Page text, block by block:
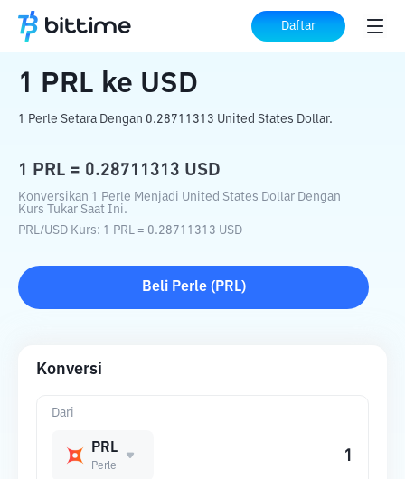
Daftar
Beranda Konverter Kripto ke USD
1 PRL ke USD
1 Perle Setara Dengan 0.28711313 United States Dollar.
1 PRL = 0.28711313 USD
Konversikan 1 Perle Menjadi United States Dollar Dengan
Kurs Tukar Saat Ini.
PRL/USD Kurs: 1 PRL = 0.28711313 USD
Beli Perle( PRL)
Konversi
Dari
PRL
Perle